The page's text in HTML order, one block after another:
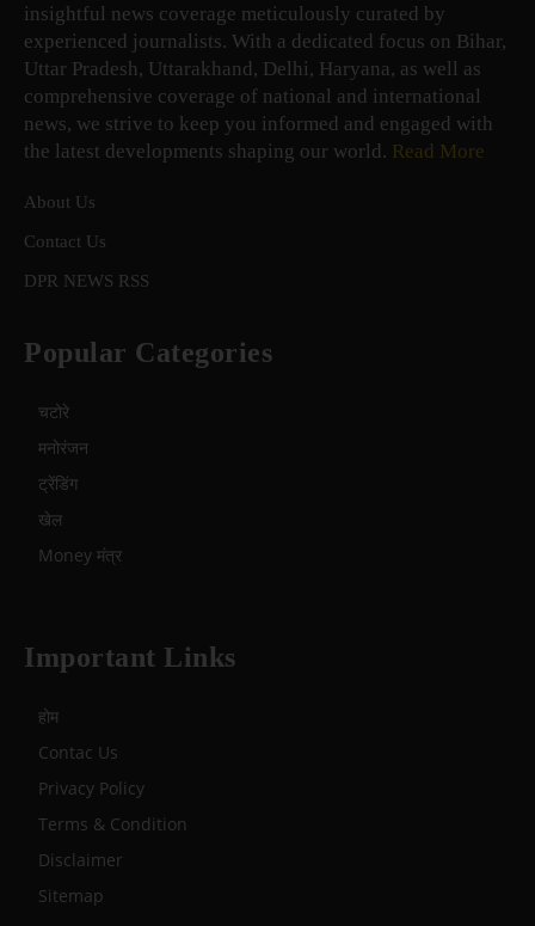
insightful news coverage meticulously curated by
experienced journalists. With a dedicated focus on Bihar,
Uttar Pradesh, Uttarakhand, Delhi, Haryana, as well as
comprehensive coverage of national and international
news, we strive to keep you informed and engaged with
the latest developments shaping our world. Read More
About Us
Contact Us
DPR NEWS RSS
Popular Categories
चटोरे
मनोरंजन
ट्रेंडिंग
खेल
Money मंत्र
Important Links
होम
Contac Us
Privacy Policy
Terms & Condition
Disclaimer
Sitemap